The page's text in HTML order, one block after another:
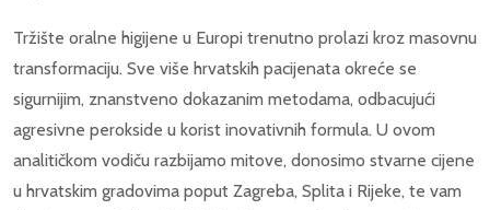
Tržište oralne higijene u Europi trenutno prolazi kroz masovnu
transformaciju. Sve više hrvatskih pacijenata okreće se
sigurnijim, znanstveno dokazanim metodama, odbacujući
agresivne perokside u korist inovativnih formula. U ovom
analitičkom vodiču razbijamo mitove, donosimo stvarne cijene
u hrvatskim gradovima poput Zagreba, Splita i Rijeke, te vam